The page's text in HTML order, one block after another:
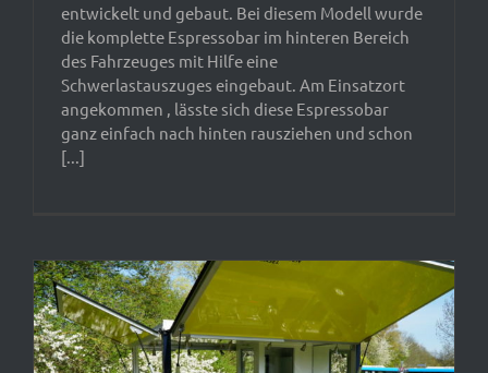
entwickelt und gebaut. Bei diesem Modell wurde
die komplette Espressobar im hinteren Bereich
des Fahrzeuges mit Hilfe eine
Schwerlastauszuges eingebaut. Am Einsatzort
angekommen , lässte sich diese Espressobar
ganz einfach nach hinten rausziehen und schon
[...]